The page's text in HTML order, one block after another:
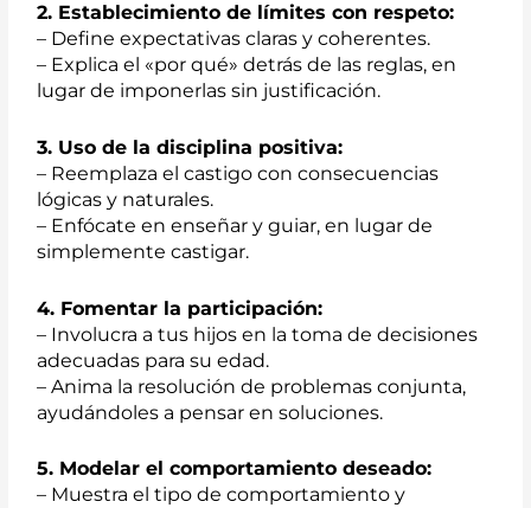
2. Establecimiento de límites con respeto:
– Define expectativas claras y coherentes.
– Explica el «por qué» detrás de las reglas, en
lugar de imponerlas sin justificación.
3. Uso de la disciplina positiva:
– Reemplaza el castigo con consecuencias
lógicas y naturales.
– Enfócate en enseñar y guiar, en lugar de
simplemente castigar.
4. Fomentar la participación:
– Involucra a tus hijos en la toma de decisiones
adecuadas para su edad.
– Anima la resolución de problemas conjunta,
ayudándoles a pensar en soluciones.
5. Modelar el comportamiento deseado:
– Muestra el tipo de comportamiento y